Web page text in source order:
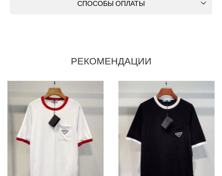
СПОСОБЫ ОПЛАТЫ
РЕКОМЕНДАЦИИ